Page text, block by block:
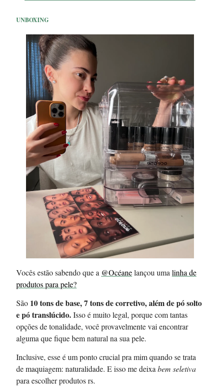
UNBOXING
Vocês estão sabendo que a @Océanelançou uma linha de
produtos para pele?
São 10 tons de base, 7 tons de corretivo, além de pó solto
e pó translúcido.Isso é muito legal, porque com tantas
opções de tonalidade, você provavelmente vai encontrar
alguma que fique bem natural na sua pele.
Inclusive, esse é um ponto crucial pra mim quando se trata
de maquiagem: naturalidade. E isso me deixa bem seletiva
para escolher produtos rs.